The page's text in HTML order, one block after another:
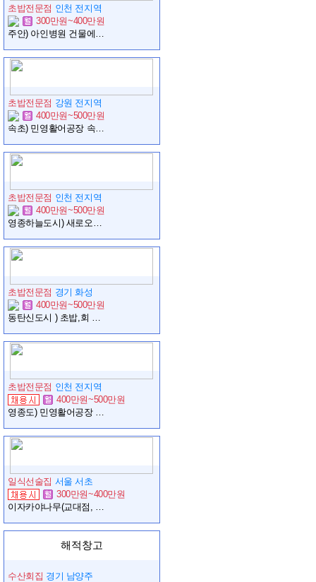
초밥전문점 인천 전지역
300만원~400만원
주안) 아인병원 건물에 위치한 민영활어공장 입니다.
초밥전문점 강원 전지역
400만원~500만원
속초) 민영활어공장 속초중앙시장점 실장급 구인합니다.
초밥전문점 인천 전지역
400만원~500만원
영종하늘도시) 새로오픈한 초밥집 직원 구합니다.
초밥전문점 경기 화성
400만원~500만원
동탄신도시 ) 초밥,회 오픈매장 직원 구합니다.
초밥전문점 인천 전지역
400만원~500만원
영종도) 민영활어공장 영종하늘도시 오픈 직원 모집합니다.
일식선술집 서울 서초
300만원~400만원
이자카야나무(교대점, 강남역CGV점) 주방직원을 구인합니다
해적창고
수산회집 경기 남양주